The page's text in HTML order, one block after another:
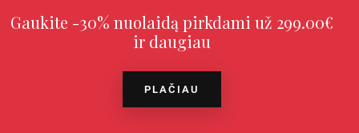
Gaukite -30% nuolaidą pirkdami už 299.00€
ir daugiau
PLAČIAU